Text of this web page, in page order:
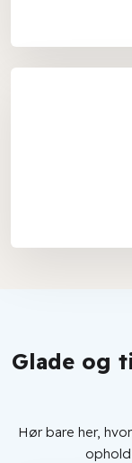
Glade og
Hør bare her,
ophold